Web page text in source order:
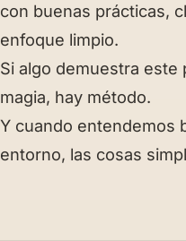
con buenas prácticas,
enfoque limpio.
Si algo demuestra este
magia, hay método.
Y cuando entendemos
entorno, las cosas